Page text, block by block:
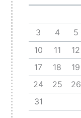
3
4 5
10
11 12
17
18 19
24
25 26
31